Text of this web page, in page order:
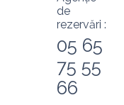
de
rezervări :
05 65
75 55
66